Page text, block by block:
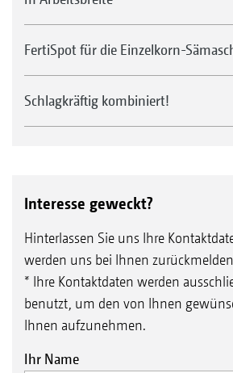
FertiSpot für die Einzelkorn-
Schlagkräftig kombiniert!
Interesse geweckt?
Hinterlassen Sie uns Ihre
werden uns bei Ihnen
* Ihre Kontaktdaten werden
benutzt, um den von Ihnen
Ihnen aufzunehmen.
Ihr Name